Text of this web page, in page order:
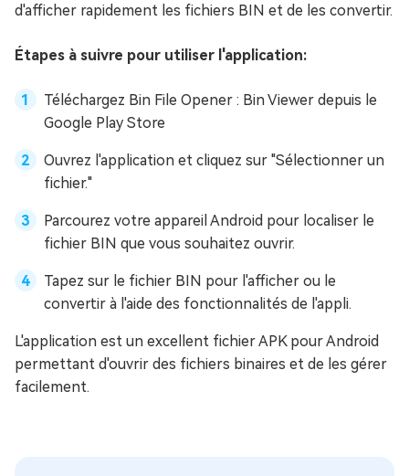
d'afficher rapidement les fichiers BIN et de les convertir.
Étapes à suivre pour utiliser l'application:
Téléchargez Bin File Opener : Bin Viewer depuis le
Google Play Store
Ouvrez l'application et cliquez sur "Sélectionner un
fichier."
Parcourez votre appareil Android pour localiser le
fichier BIN que vous souhaitez ouvrir.
Tapez sur le fichier BIN pour l'afficher ou le
convertir à l'aide des fonctionnalités de l'appli.
L'application est un excellent fichier APK pour Android
permettant d'ouvrir des fichiers binaires et de les gérer
facilement.